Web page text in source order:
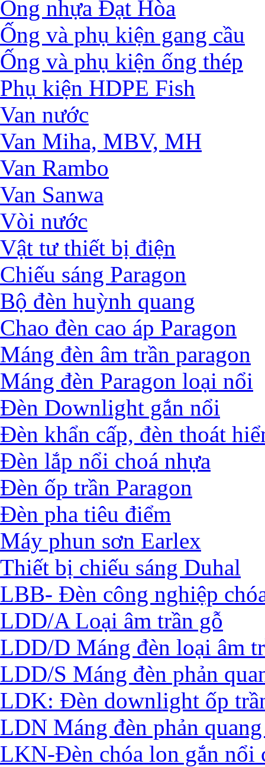
Ống nhựa Đạt Hòa
Ống và phụ kiện gang cầu
Ống và phụ kiện ống thép
Phụ kiện HDPE Fish
Van nước
Van Miha, MBV, MH
Van Rambo
Van Sanwa
Vòi nước
Vật tư thiết bị điện
Chiếu sáng Paragon
Bộ đèn huỳnh quang
Chao đèn cao áp Paragon
Máng đèn âm trần paragon
Máng đèn Paragon loại nổi
Đèn Downlight gắn nổi
Đèn khẩn cấp, đèn thoát
Đèn lắp nổi choá nhựa
Đèn ốp trần Paragon
Đèn pha tiêu điểm
Máy phun sơn Earlex
Thiết bị chiếu sáng Duhal
LBB- Đèn công nghiệp
LDD/A Loại âm trần gỗ
LDD/D Máng đèn loại âm
LDD/S Máng đèn phản
LDK: Đèn downlight ốp
LDN Máng đèn phản
LKN-Đèn chóa lon gắn nổi